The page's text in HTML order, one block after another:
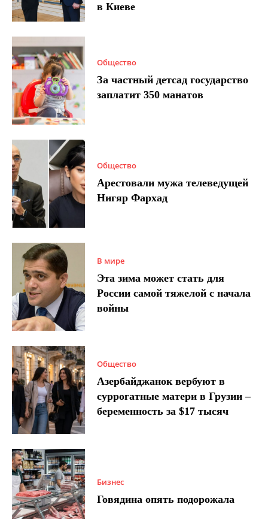
в Киеве
Общество
За частный детсад государство
заплатит 350 манатов
Общество
Арестовали мужа телеведущей
Нигяр Фархад
В мире
Эта зима может стать для
России самой тяжелой с начала
войны
Общество
Азербайджанок вербуют в
суррогатные матери в Грузии –
беременность за $17 тысяч
Бизнес
Говядина опять подорожала